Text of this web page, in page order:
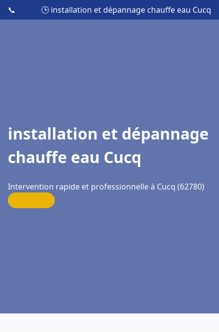
📞 🕒 installation et dépannage chauffe eau Cucq
installation et dépannage
chauffe eau Cucq
Intervention rapide et professionnelle à Cucq (62780)